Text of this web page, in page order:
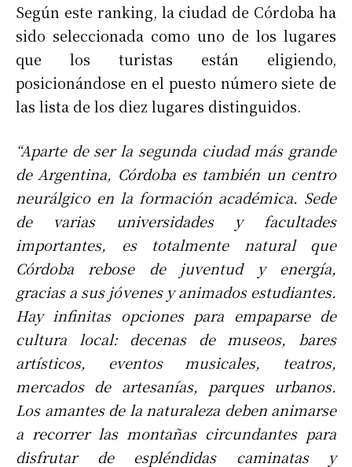
Según este ranking, la ciudad de Córdoba ha
sido seleccionada como uno de los lugares
que los turistas están eligiendo,
posicionándose en el puesto número siete de
las lista de los diez lugares distinguidos.
“Aparte de ser la segunda ciudad más grande
de Argentina, Córdoba es también un centro
neurálgico en la formación académica. Sede
de varias universidades y facultades
importantes, es totalmente natural que
Córdoba rebose de juventud y energía,
gracias a sus jóvenes y animados estudiantes.
Hay infinitas opciones para empaparse de
cultura local: decenas de museos, bares
artísticos, eventos musicales, teatros,
mercados de artesanías, parques urbanos.
Los amantes de la naturaleza deben animarse
a recorrer las montañas circundantes para
disfrutar de espléndidas caminatas y